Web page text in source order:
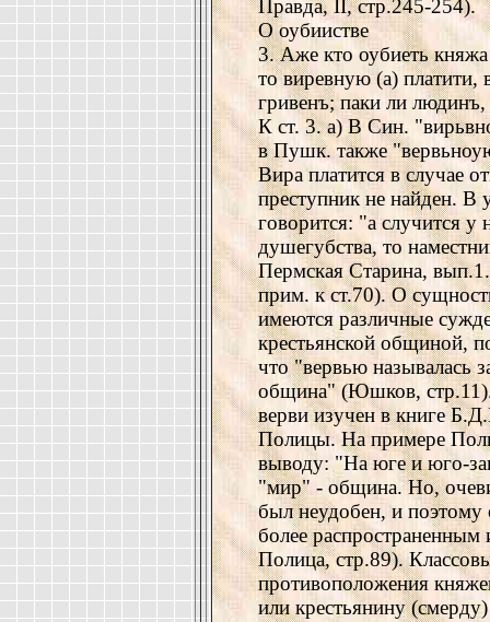
Правда, II, стр.245-254).
О оубиистве
3. Аже кто оубиеть
то виревную (а) платити,
гривенъ; паки ли
К ст. 3. а) В Син.
в Пушк. также
Вира платится в случае
преступник не найден. В
говорится: "а случится
душегубства, то
Пермская Старина,
прим. к ст.70). О
имеются различные
крестьянской общиной,
что "вервью называлась
община" (Юшков,
верви изучен в книге
Полицы. На примере
выводу: "На юге и юго-
"мир" - община. Но,
был неудобен, и поэтому
более
Полица, стр.89).
противоположения
или крестьянину